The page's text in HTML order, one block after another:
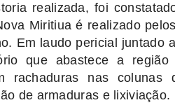
realizada, foi
Miritiua é realizado
Em laudo pericial juntado
que abastece a
rachaduras nas colunas
de armaduras e lixiviação.